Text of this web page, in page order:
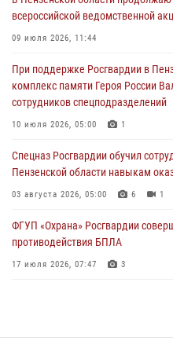
В Пензе при силовой поддержке
деятельность ОПГ,
04 августа 2026, 07:05 4
В Управлении Росгвардии по
работы за первое полугодие 2026
всероссийской ведомственной
09 июля 2026, 11:44
При поддержке Росгвардии в
комплекс памяти Героя России
сотрудников спецподразделений
10 июля 2026, 05:00 1
Спецназ Росгвардии обучил
Пензенской области навыкам
03 августа 2026, 05:00 6 1
ФГУП «Охрана» Росгвардии
противодействия БПЛА
17 июля 2026, 07:47 3